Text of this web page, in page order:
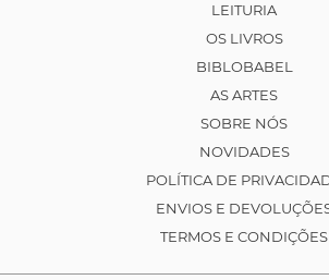
LEITURIA
OS LIVROS
BIBLOBABEL
AS ARTES
SOBRE NÓS
NOVIDADES
POLÍTICA DE
ENVIOS E
TERMOS E CONDIÇÕES